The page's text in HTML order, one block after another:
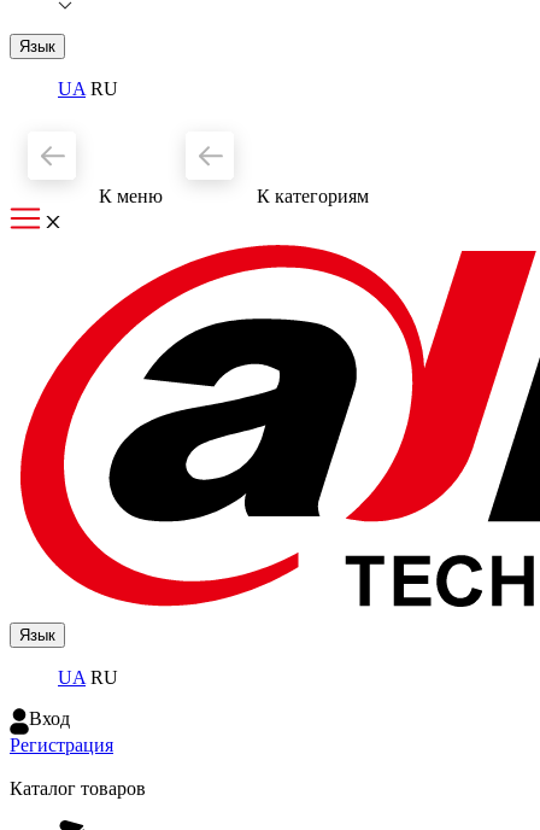
Язык
UA RU
К меню К категориям
Язык
UA RU
Вход
Регистрация
Каталог товаров